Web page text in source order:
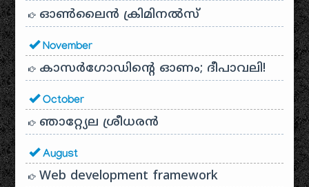
ഓൺലൈൻ ക്രിമിനൽസ്
November
കാസർഗോഡിൻ്റെ ഓണം; ദീപാവലി!
October
ഞാറ്റ്യേല ശ്രീധരൻ
August
Web development framework